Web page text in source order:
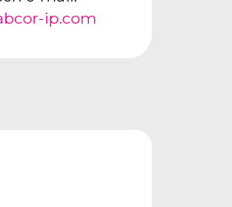
ip.com